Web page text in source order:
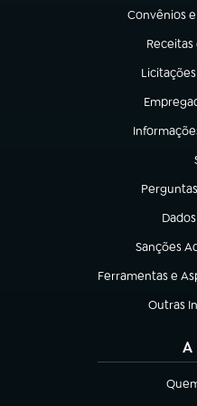
Convênios
(abre em
Receitas
(abre
(abre em
(abre em
(abre em
(abre em
(abre
Sanções
(abre em
Ferramentas e
(abre em nova
Outras
(abre
A
(abre